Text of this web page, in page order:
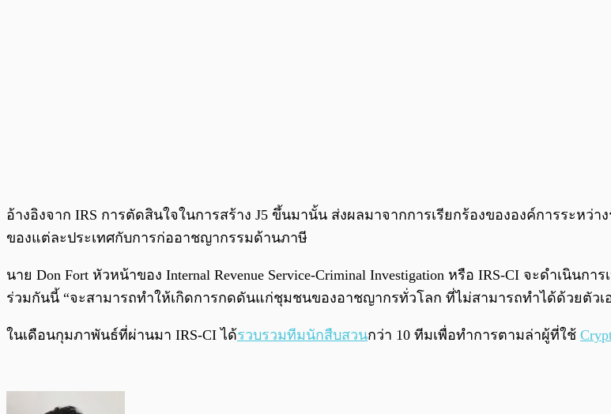
อ้างอิงจาก IRS การตัดสินใจในการสร้าง J5 ขึ้นมานั้น ส่งผลมาจากการเรียกร้องขององค์การระหว่
ของแต่ละประเทศกับการก่ออาชญากรรมด้านภาษี
นาย Don Fort หัวหน้าของ Internal Revenue Service-Criminal Investigation หรือ IRS-CI จะดำเนิ
ร่วมกันนี้ “จะสามารถทำให้เกิดการกดดันแก่ชุมชนของอาชญากรทั่วโลก ที่ไม่สามารถทำได้ด้วยตัวเ
ในเดือนกุมภาพันธ์ที่ผ่านมา IRS-CI ได้รวบรวมทีมนักสืบสวนกว่า 10 ทีมเพื่อทำการตามล่าผู้ที่ใช้